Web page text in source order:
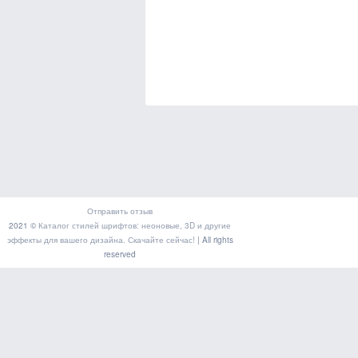
Отправить отзыв
2021 © Каталог стилей шрифтов: неоновые, 3D и другие
эффекты для вашего дизайна. Скачайте сейчас! | All rights
reserved